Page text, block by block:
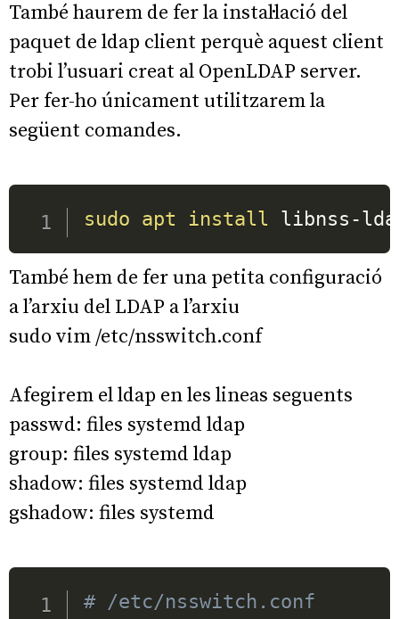
També haurem de fer la instal·lació del
paquet de ldap client perquè aquest client
trobi l’usuari creat al OpenLDAP server.
Per fer-ho únicament utilitzarem la
següent comandes.
sudo apt install libnss-
També hem de fer una petita configuració
a l’arxiu del LDAP a l’arxiu
sudo vim /etc/nsswitch.conf
Afegirem el ldap en les lineas seguents
passwd: files systemd ldap
group: files systemd ldap
shadow: files systemd ldap
gshadow: files systemd
# /etc/nsswitch.conf